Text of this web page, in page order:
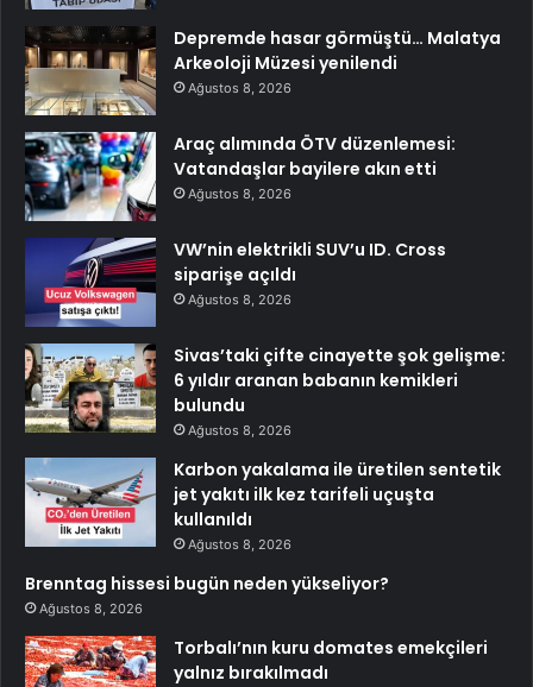
Depremde hasar görmüştü… Malatya
Arkeoloji Müzesi yenilendi
Ağustos 8, 2026
Araç alımında ÖTV düzenlemesi:
Vatandaşlar bayilere akın etti
Ağustos 8, 2026
VW’nin elektrikli SUV’u ID. Cross
siparişe açıldı
Ağustos 8, 2026
Sivas’taki çifte cinayette şok gelişme:
6 yıldır aranan babanın kemikleri
bulundu
Ağustos 8, 2026
Karbon yakalama ile üretilen sentetik
jet yakıtı ilk kez tarifeli uçuşta
kullanıldı
Ağustos 8, 2026
Brenntag hissesi bugün neden yükseliyor?
Ağustos 8, 2026
Torbalı’nın kuru domates emekçileri
yalnız bırakılmadı